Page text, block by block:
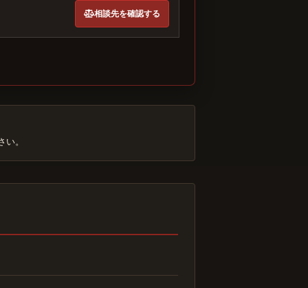
相談先を確認する
。